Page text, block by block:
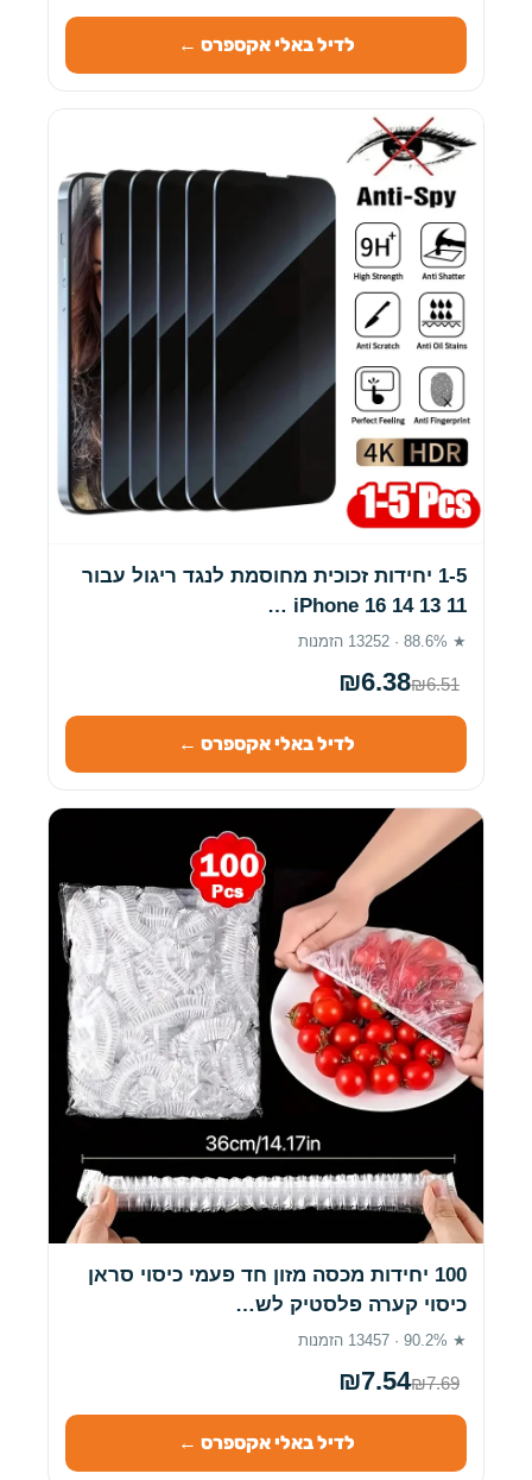
לדיל באלי אקספרס ←
1-5 יחידות זכוכית מחוסמת לנגד ריגול עבור
iPhone 16 14 13 11 …
★ 88.6% · 13252 הזמנות
₪6.38₪6.51
לדיל באלי אקספרס ←
100 יחידות מכסה מזון חד פעמי כיסוי סראן
כיסוי קערה פלסטיק לש…
★ 90.2% · 13457 הזמנות
₪7.54₪7.69
לדיל באלי אקספרס ←